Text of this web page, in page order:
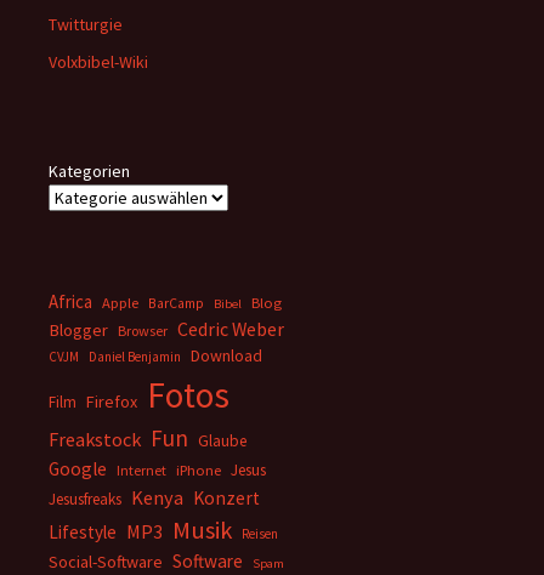
Twitturgie
Volxbibel-Wiki
Kategorien
Africa Apple BarCamp Bibel Blog
Blogger Browser Cedric Weber
CVJM Daniel Benjamin Download
Film Firefox Fotos
Freakstock Fun Glaube
Google Internet iPhone Jesus
Jesusfreaks Kenya Konzert
Lifestyle MP3 Musik Reisen
Social-Software Software
Spam